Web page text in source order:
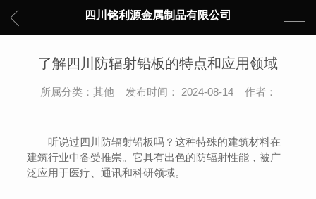
四川铭利源金属制品有限公司
了解四川防辐射铅板的特点和应用领域
所属分类：其他 发布时间： 2024-08-14 作者：
听说过四川防辐射铅板吗？这种特殊的建筑材料在
建筑行业中备受推崇。它具有出色的防辐射性能，被广
泛应用于医疗、通讯和科研领域。